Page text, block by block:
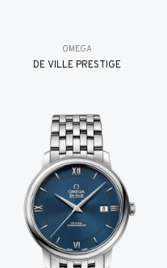
OMEGA
DE VILLE PRESTIGE